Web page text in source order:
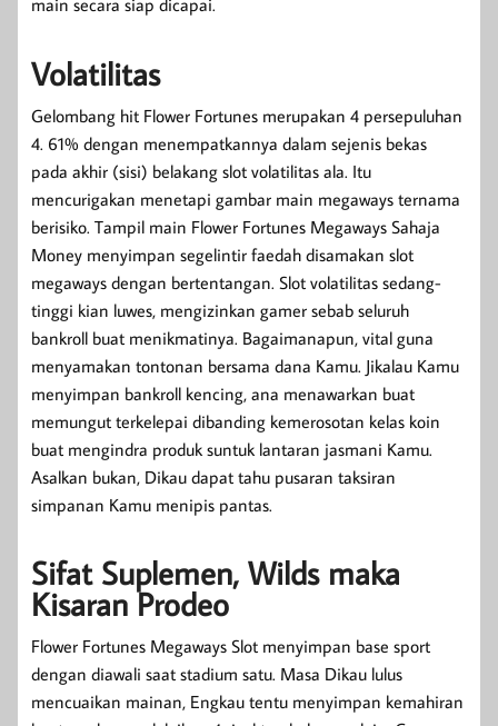
main secara siap dicapai.
Volatilitas
Gelombang hit Flower Fortunes merupakan 4 persepuluhan
4. 61% dengan menempatkannya dalam sejenis bekas
pada akhir (sisi) belakang slot volatilitas ala. Itu
mencurigakan menetapi gambar main megaways ternama
berisiko. Tampil main Flower Fortunes Megaways Sahaja
Money menyimpan segelintir faedah disamakan slot
megaways dengan bertentangan. Slot volatilitas sedang-
tinggi kian luwes, mengizinkan gamer sebab seluruh
bankroll buat menikmatinya. Bagaimanapun, vital guna
menyamakan tontonan bersama dana Kamu. Jikalau Kamu
menyimpan bankroll kencing, ana menawarkan buat
memungut terkelepai dibanding kemerosotan kelas koin
buat mengindra produk suntuk lantaran jasmani Kamu.
Asalkan bukan, Dikau dapat tahu pusaran taksiran
simpanan Kamu menipis pantas.
Sifat Suplemen, Wilds maka
Kisaran Prodeo
Flower Fortunes Megaways Slot menyimpan base sport
dengan diawali saat stadium satu. Masa Dikau lulus
mencuaikan mainan, Engkau tentu menyimpan kemahiran